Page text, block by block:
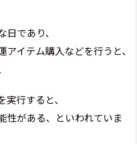
であり、
イテム購入などを行うと、
行すると、
性がある、といわれていま